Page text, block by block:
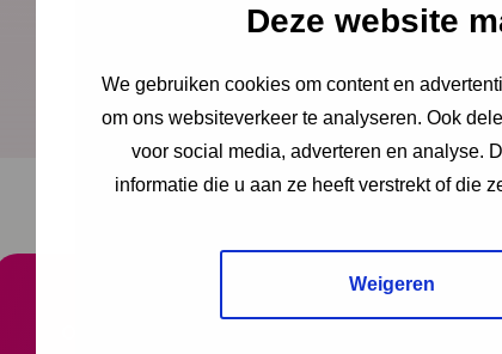
Deze website
We gebruiken cookies om content en
om ons websiteverkeer te analyseren. Ook
voor social media, adverteren en analyse.
informatie die u aan ze heeft verstrekt of die
Weigeren
Handvatten om op een creatieve en
ontvangen van feedback en het inrichten
Download publicatie